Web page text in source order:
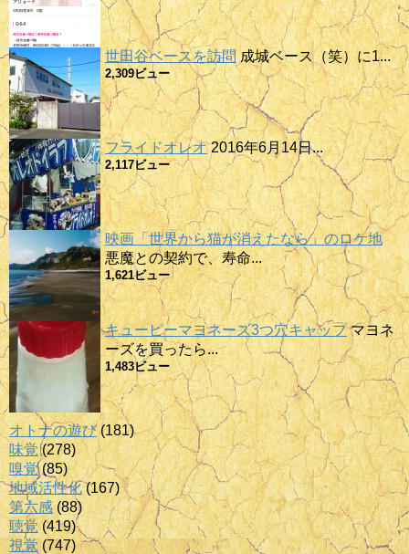
世田谷ベースを訪問 成城ベース（笑）に1...
2,309ビュー
フライドオレオ 2016年6月14日...
2,117ビュー
映画「世界から猫が消えたなら」のロケ地
悪魔との契約で、寿命...
1,621ビュー
キューピーマヨネーズ3つ穴キャップ マヨネ
ーズを買ったら...
1,483ビュー
オトナの遊び(181)
味覚(278)
嗅覚(85)
地域活性化(167)
第六感(88)
聴覚(419)
視覚 (747)